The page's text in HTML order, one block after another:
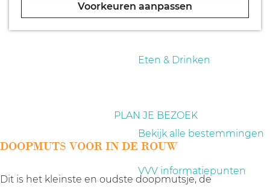
Voorkeuren aanpassen
Eten & Drinken
PLAN JE BEZOEK
Bekijk alle bestemmingen
VVV informatiepunten
DOOPMUTS VOOR IN DE ROUW
Dit is het kleinste en oudste doopmutsje, de